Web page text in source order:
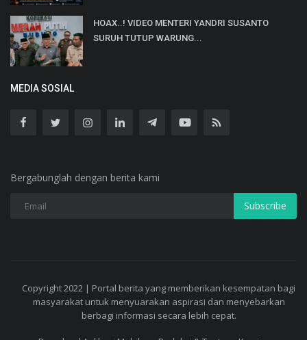
HOAX..! VIDEO MENTERI YANDRI SUSANTO
SURUH TUTUP WARUNG...
MEDIA SOSIAL
Bergabunglah dengan berita kami
Subscribe
Copyright 2022 | Portal berita yang memberikan kesempatan bagi
masyarakat untuk menyuarakan aspirasi dan menyebarkan
berbagi informasi secara lebih cepat.